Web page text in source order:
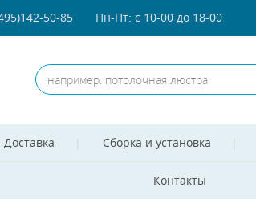
50-85 Пн-Пт: с 10-00 до 18-00
Доставка Сборка и установка
Контакты